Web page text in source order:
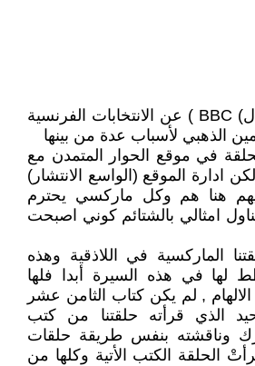
سررت بسماع حلقة ال) BBC ) عن الانتخابات الفرنسية
الذهبي لأسباب عدة من بينها
في موقع الحوار المتمدن مع
ادارة الموقع (الواسع الانتشار)
هنا هم وكل ماركسي يحترم
امثالي بالشتائم كوني اصبحت
الماركسية في اللاذقية وهذه
لها في هذه السيرة أبدا فلها
, لم يكن كتاب الثامن عشر
الذي قرأته حلقتنا من كتب
وناقشته بنفس طريقة حلقات
الحلقة الكتب الأتية وكلها من